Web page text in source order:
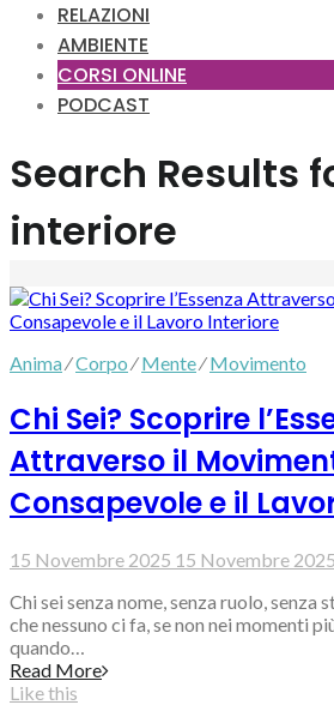
RELAZIONI
AMBIENTE
CORSI ONLINE
PODCAST
Search Results
interiore
Anima⁄Corpo⁄Mente⁄Movimento
Chi Sei? Scoprire
Attraverso il
Consapevole e il
15 Novembre 2025 15 Novembre 2025
Chi sei senza nome, senza ruolo, senza
che nessuno ci fa, se non nei momenti
quando…
Read More
Like this